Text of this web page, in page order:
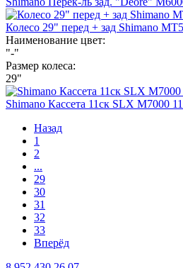
Колесо 29" перед + зад Shimano
Наименование цвет:
"-"
Размер колеса:
29"
Shimano Кассета 11ск SLX М7000
Назад
1
2
...
29
30
31
32
33
Вперёд